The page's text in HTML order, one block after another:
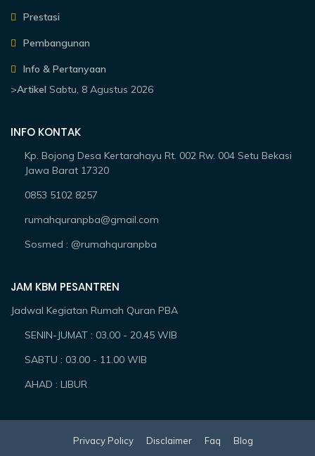
Prestasi
Pembangunan
Info & Pertanyaan
>Artikel Sabtu, 8 Agustus 2026
INFO KONTAK
Kp. Bojong Desa Kertarahayu Rt. 002 Rw. 004 Setu Bekasi
Jawa Barat 17320
0853 5102 8257
rumahquranpba@gmail.com
Sosmed : @rumahquranpba
JAM KBM PESANTREN
Jadwal Kegiatan Rumah Quran PBA
SENIN-JUMAT : 03.00 - 20.45 WIB
SABTU : 03.00 - 11.00 WIB
AHAD : LIBUR
Privacy Policy Disclaimer Faq
Blog